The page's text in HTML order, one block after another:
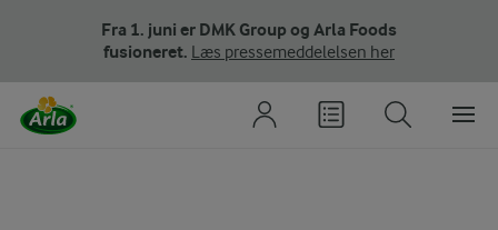
Fra 1. juni er DMK Group og Arla Foods
fusioneret. Læs pressemeddelelsen her